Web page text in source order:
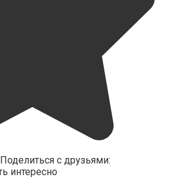
с друзьями:
интересно